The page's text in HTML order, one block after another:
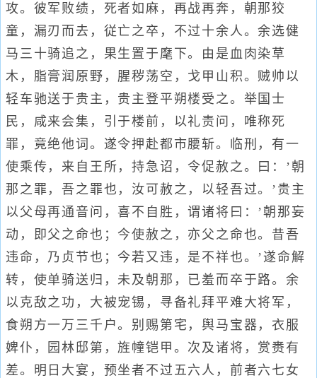
攻。彼军败绩，死者如麻，再战再奔，朝那狡
童，漏刃而去，従亡之卒，不过十余人。余选健
马三十骑追之，果生置于麾下。由是血肉染草
木，脂膏润原野，腥秽荡空，戈甲山积。贼帅以
轻车驰送于贵主，贵主登平朔楼受之。举国士
民，咸来会集，引于楼前，以礼责问，唯称死
罪，竟绝他词。遂令押赴都市腰斩。临刑，有一
使乘传，来自王所，持急诏，令促赦之。曰：’朝
那之罪，吾之罪也，汝可赦之，以轻吾过。’贵主
以父母再通音问，喜不自胜，谓诸将曰：’朝那妄
动，即父之命也；今使赦之，亦父之命也。昔吾
违命，乃贞节也；今若又违，是不祥也。’遂命解
转，使单骑送归，未及朝那，已羞而卒于路。余
以克敌之功，大被宠锡，寻备礼拜平难大将军，
食朔方一万三千户。别赐第宅，舆马宝器，衣服
婢仆，园林邸第，旌幢铠甲。次及诸将，赏赉有
差。明日大宴，预坐者不过五六人，前者六七女